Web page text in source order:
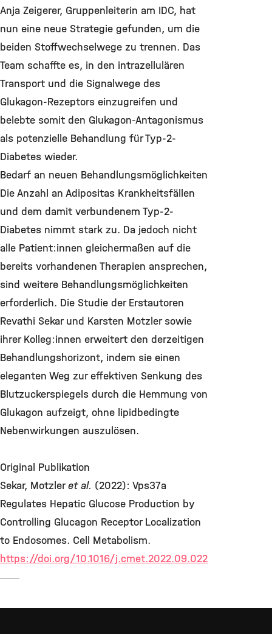
Anja Zeigerer, Gruppenleiterin am IDC, hat
nun eine neue Strategie gefunden, um die
beiden Stoffwechselwege zu trennen. Das
Team schaffte es, in den intrazellulären
Transport und die Signalwege des
Glukagon-Rezeptors einzugreifen und
belebte somit den Glukagon-Antagonismus
als potenzielle Behandlung für Typ-2-
Diabetes wieder.
Bedarf an neuen Behandlungsmöglichkeiten
Die Anzahl an Adipositas Krankheitsfällen
und dem damit verbundenem Typ-2-
Diabetes nimmt stark zu. Da jedoch nicht
alle Patient:innen gleichermaßen auf die
bereits vorhandenen Therapien ansprechen,
sind weitere Behandlungsmöglichkeiten
erforderlich. Die Studie der Erstautoren
Revathi Sekar und Karsten Motzler sowie
ihrer Kolleg:innen erweitert den derzeitigen
Behandlungshorizont, indem sie einen
eleganten Weg zur effektiven Senkung des
Blutzuckerspiegels durch die Hemmung von
Glukagon aufzeigt, ohne lipidbedingte
Nebenwirkungen auszulösen.
Original Publikation
Sekar, Motzleret al. (2022): Vps37a
Regulates Hepatic Glucose Production by
Controlling Glucagon Receptor Localization
to Endosomes. Cell Metabolism.
https://doi.org/10.1016/j.cmet.2022.09.022